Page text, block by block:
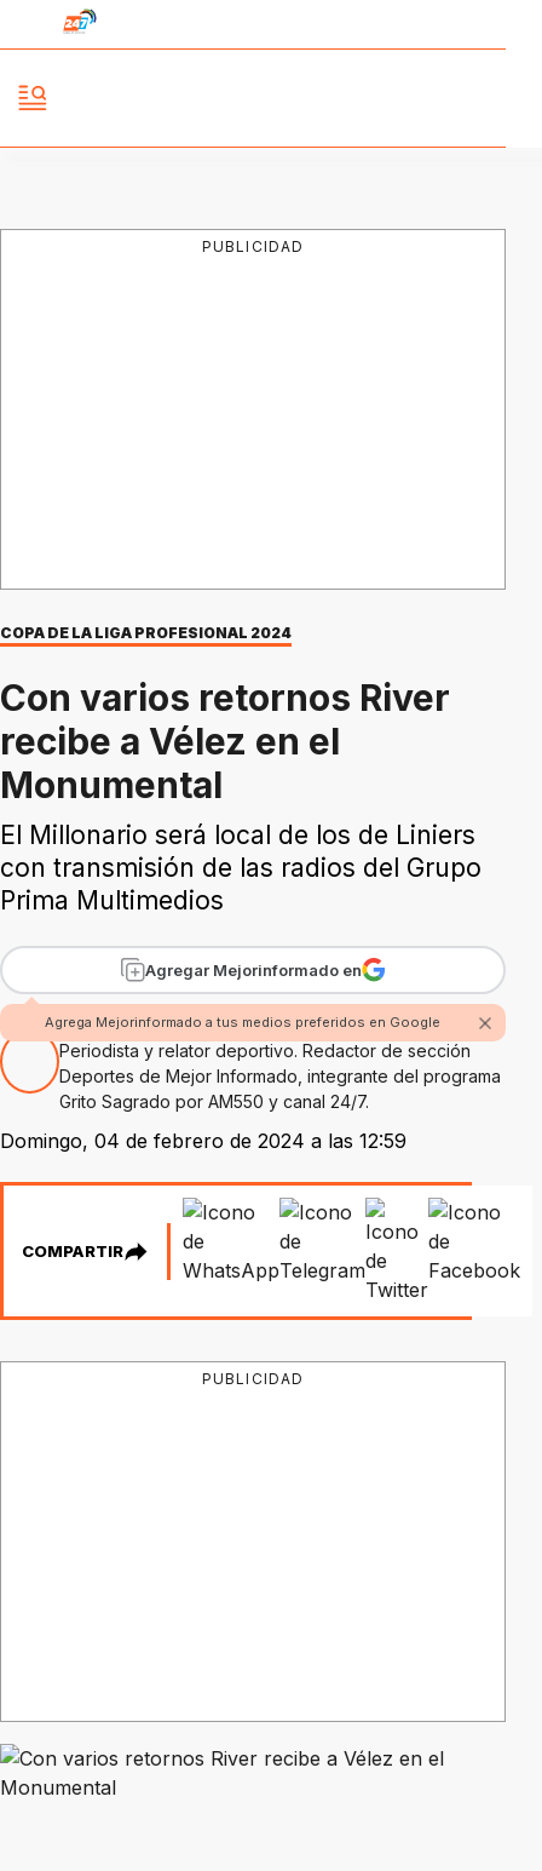
PUBLICIDAD
COPA DE LA LIGA PROFESIONAL 2024
Con varios retornos River
recibe a Vélez en el
Monumental
El Millonario será local de los de Liniers
con transmisión de las radios del Grupo
Prima Multimedios
Agregar Mejorinformado en
Agrega Mejorinformado a tus medios preferidos en Google
Por Hugo Alejandro Amaolo
Periodista y relator deportivo. Redactor de sección
Deportes de Mejor Informado, integrante del programa
Grito Sagrado por AM550 y canal 24/7.
Domingo, 04 de febrero de 2024 a las 12:59
COMPARTIR
PUBLICIDAD